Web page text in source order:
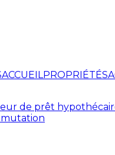
ACCUEILPROPRIÉTÉS
de prêt
mutation